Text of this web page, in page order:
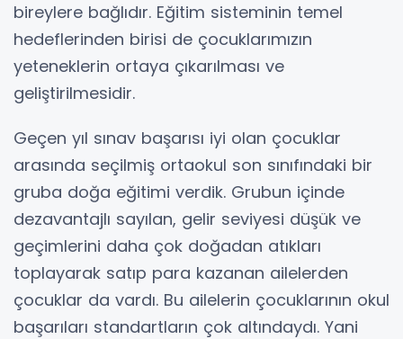
bireylere bağlıdır. Eğitim sisteminin temel
hedeflerinden birisi de çocuklarımızın
yeteneklerin ortaya çıkarılması ve
geliştirilmesidir.
Geçen yıl sınav başarısı iyi olan çocuklar
arasında seçilmiş ortaokul son sınıfındaki bir
gruba doğa eğitimi verdik. Grubun içinde
dezavantajlı sayılan, gelir seviyesi düşük ve
geçimlerini daha çok doğadan atıkları
toplayarak satıp para kazanan ailelerden
çocuklar da vardı. Bu ailelerin çocuklarının okul
başarıları standartların çok altındaydı. Yani